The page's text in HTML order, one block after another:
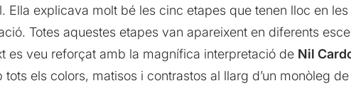
Ella explicava molt bé les cinc etapes que tenen lloc en
Totes aquestes etapes van apareixent en diferents
es veu reforçat amb la magnífica interpretació de Nil
tots els colors, matisos i contrastos al llarg d’un monòleg